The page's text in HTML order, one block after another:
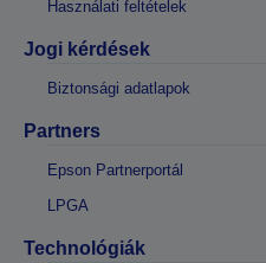
Használati feltételek
Jogi kérdések
Biztonsági adatlapok
Partners
Epson Partnerportál
LPGA
Technológiák